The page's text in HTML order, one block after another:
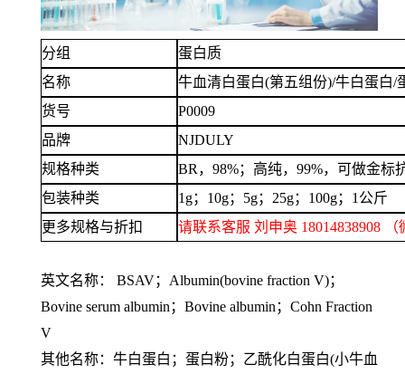
分组
蛋白质
名称
牛血清白蛋白(第五组份)/牛白蛋白/
货号
P0009
品牌
NJDULY
规格种类
BR，98%；高纯，99%，可做金标
包装种类
1g；10g；5g；25g；100g；1公斤
更多规格与折扣
请联系客服 刘申奥 18014838908
英文名称： BSAV；Albumin(bovine fraction V)；
Bovine serum albumin；Bovine albumin；Cohn Fraction
V
其他名称：牛白蛋白；蛋白粉；乙酰化白蛋白(小牛血